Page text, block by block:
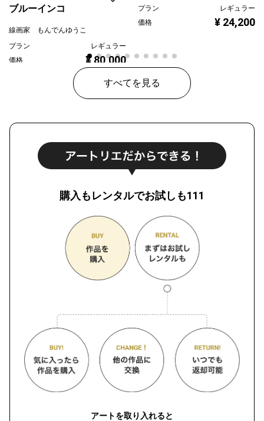
ブルーインコ
線画家 もんでんゆうこ
プラン
レギュラー
価格
¥ 80,000
プラン
レギュラー
価格
¥ 24,200
すべてを見る
購入もレンタルでお試しも111
アートを取り入れると